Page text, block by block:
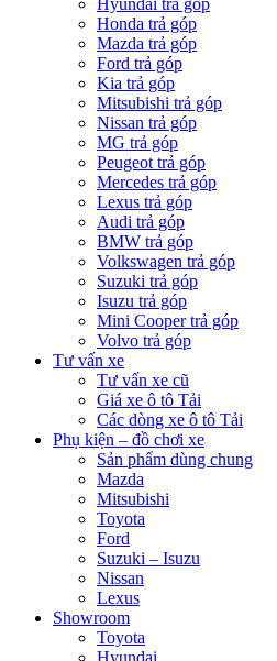
Hyundai trả góp
Honda trả góp
Mazda trả góp
Ford trả góp
Kia trả góp
Mitsubishi trả góp
Nissan trả góp
MG trả góp
Peugeot trả góp
Mercedes trả góp
Lexus trả góp
Audi trả góp
BMW trả góp
Volkswagen trả góp
Suzuki trả góp
Isuzu trả góp
Mini Cooper trả góp
Volvo trả góp
Tư vấn xe
Tư vấn xe cũ
Giá xe ô tô Tải
Các dòng xe ô tô Tải
Phụ kiện – đồ chơi xe
Sản phẩm dùng chung
Mazda
Mitsubishi
Toyota
Ford
Suzuki – Isuzu
Nissan
Lexus
Showroom
Toyota
Hyundai